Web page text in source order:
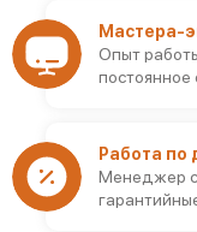
Мастера-
Опыт
постоянное
Работа по
Менеджер